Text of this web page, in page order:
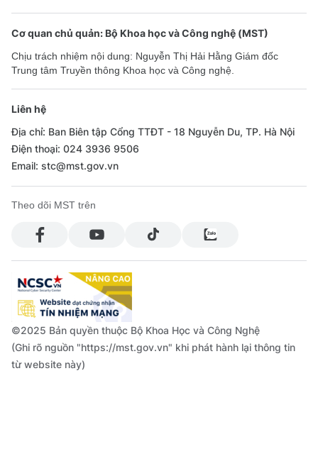
Cơ quan chủ quản: Bộ Khoa học và Công nghệ (MST)
Chịu trách nhiệm nội dung: Nguyễn Thị Hải Hằng Giám đốc
Trung tâm Truyền thông Khoa học và Công nghệ.
Liên hệ
Địa chỉ: Ban Biên tập Cổng TTĐT - 18 Nguyễn Du, TP. Hà Nội
Điện thoại: 024 3936 9506
Email: stc@mst.gov.vn
Theo dõi MST trên
©2025 Bản quyền thuộc Bộ Khoa Học và Công Nghệ
(Ghi rõ nguồn "https://mst.gov.vn" khi phát hành lại thông tin
từ website này)